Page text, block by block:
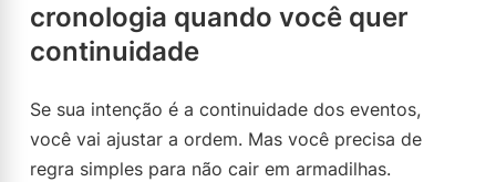
cronologia quando você quer
continuidade
Se sua intenção é a continuidade dos eventos,
você vai ajustar a ordem. Mas você precisa de
regra simples para não cair em armadilhas.